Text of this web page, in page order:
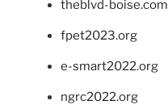
theblvd-boise.com
fpet2023.org
e-smart2022.org
ngrc2022.org